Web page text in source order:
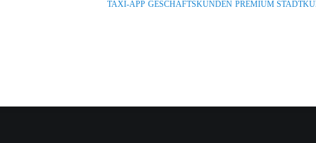
TAXI-APP GESCHÄFTSKUNDEN PREMIUM